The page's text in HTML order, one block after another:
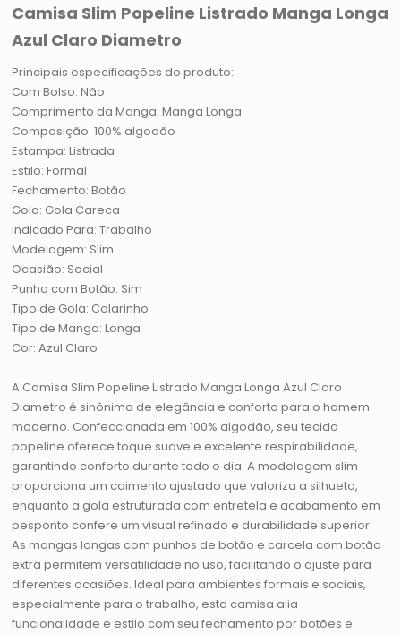
Camisa Slim Popeline Listrado Manga Longa
Azul Claro Diametro
Principais especificações do produto:
Com Bolso: Não
Comprimento da Manga: Manga Longa
Composição: 100% algodão
Estampa: Listrada
Estilo: Formal
Fechamento: Botão
Gola: Gola Careca
Indicado Para: Trabalho
Modelagem: Slim
Ocasião: Social
Punho com Botão: Sim
Tipo de Gola: Colarinho
Tipo de Manga: Longa
Cor: Azul Claro
A Camisa Slim Popeline Listrado Manga Longa Azul Claro
Diametro é sinônimo de elegância e conforto para o homem
moderno. Confeccionada em 100% algodão, seu tecido
popeline oferece toque suave e excelente respirabilidade,
garantindo conforto durante todo o dia. A modelagem slim
proporciona um caimento ajustado que valoriza a silhueta,
enquanto a gola estruturada com entretela e acabamento em
pesponto confere um visual refinado e durabilidade superior.
As mangas longas com punhos de botão e carcela com botão
extra permitem versatilidade no uso, facilitando o ajuste para
diferentes ocasiões. Ideal para ambientes formais e sociais,
especialmente para o trabalho, esta camisa alia
funcionalidade e estilo com seu fechamento por botões e